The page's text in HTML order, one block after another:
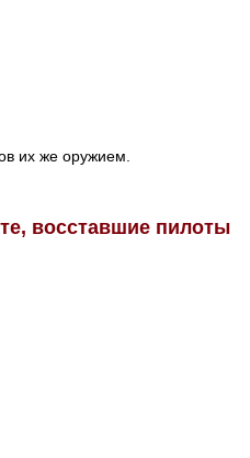
их же оружием.
восставшие пилоты